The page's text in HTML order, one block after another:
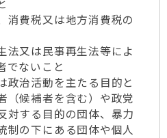
消費税又は地方消費税の
法又は民事再生法等によ
でないこと
政治活動を主たる目的と
（候補者を含む）や政党
対する目的の団体、暴力
制の下にある団体や個人